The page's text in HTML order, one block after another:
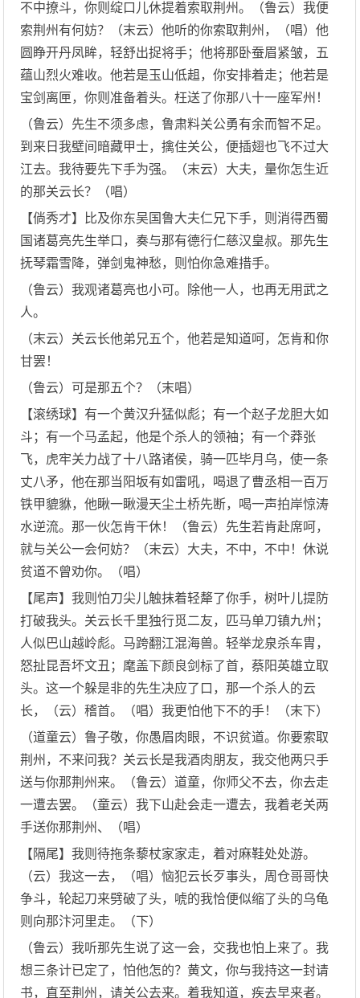
不中撩斗，你则绽口儿休提着索取荆州。（鲁云）我便
索荆州有何妨？（末云）他听的你索取荆州，（唱）他
圆睁开丹凤眸，轻舒出捉将手；他将那卧蚕眉紧皱，五
蕴山烈火难收。他若是玉山低趄，你安排着走；他若是
宝剑离匣，你则准备着头。枉送了你那八十一座军州！
（鲁云）先生不须多虑，鲁肃料关公勇有余而智不足。
到来日我壁间暗藏甲士，擒住关公，便插翅也飞不过大
江去。我待要先下手为强。（末云）大夫，量你怎生近
的那关云长？（唱）
【倘秀才】比及你东吴国鲁大夫仁兄下手，则消得西蜀
国诸葛亮先生举口，奏与那有德行仁慈汉皇叔。那先生
抚琴霜雪降，弹剑鬼神愁，则怕你急难措手。
（鲁云）我观诸葛亮也小可。除他一人，也再无用武之
人。
（末云）关云长他弟兄五个，他若是知道呵，怎肯和你
甘罢！
（鲁云）可是那五个？（末唱）
【滚绣球】有一个黄汉升猛似彪；有一个赵子龙胆大如
斗；有一个马孟起，他是个杀人的领袖；有一个莽张
飞，虎牢关力战了十八路诸侯，骑一匹毕月乌，使一条
丈八矛，他在那当阳坂有如雷吼，喝退了曹丞相一百万
铁甲貔貅，他瞅一瞅漫天尘土桥先断，喝一声拍岸惊涛
水逆流。那一伙怎肯干休！（鲁云）先生若肯赴席呵，
就与关公一会何妨？（末云）大夫，不中，不中！休说
贫道不曾劝你。（唱）
【尾声】我则怕刀尖儿触抹着轻犛了你手，树叶儿提防
打破我头。关云长千里独行觅二友，匹马单刀镇九州；
人似巴山越岭彪。马跨翻江混海兽。轻举龙泉杀车胄，
怒扯昆吾坏文丑；麾盖下颜良剑标了首，蔡阳英雄立取
头。这一个躲是非的先生决应了口，那一个杀人的云
长，（云）稽首。（唱）我更怕他下不的手！（末下）
（道童云）鲁子敬，你愚眉肉眼，不识贫道。你要索取
荆州，不来问我？关云长是我酒肉朋友，我交他两只手
送与你那荆州来。（鲁云）道童，你师父不去，你去走
一遭去罢。（童云）我下山赴会走一遭去，我着老关两
手送你那荆州、（唱）
【隔尾】我则待拖条藜杖家家走，着对麻鞋处处游。
（云）我这一去，（唱）恼犯云长歹事头，周仓哥哥快
争斗，轮起刀来劈破了头，唬的我恰便似缩了头的乌龟
则向那汴河里走。（下）
（鲁云）我听那先生说了这一会，交我也怕上来了。我
想三条计已定了，怕他怎的？黄文，你与我持这一封请
书，直至荆州，请关公去来。着我知道，疾去早来者。